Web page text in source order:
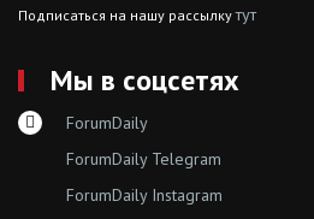
Подписаться на нашу рассылкутут
Мы в соцсетях
ForumDaily
ForumDaily Telegram
ForumDaily Instagram